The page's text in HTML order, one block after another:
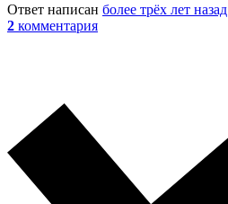
Ответ написан более трёх лет назад
2 комментария